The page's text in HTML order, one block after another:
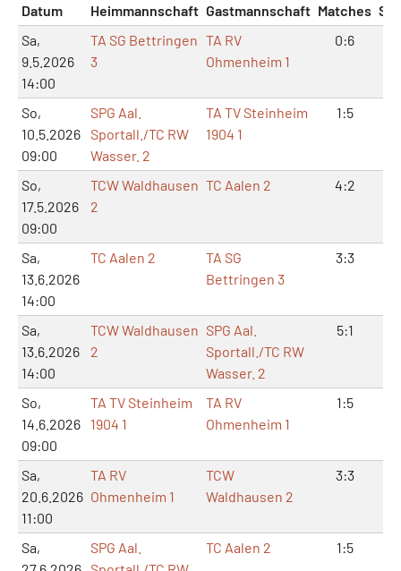
Datum Heimmannschaft Gastmannschaft Matches
Sa,
9.5.2026
14:00
TA SG Bettringen
3
TA RV
Ohmenheim 1
0:6
So,
10.5.2026
09:00
SPG Aal.
Sportall./TC RW
Wasser. 2
TA TV Steinheim
1904 1
1:5
So,
17.5.2026
09:00
TCW Waldhausen
2
TC Aalen 2 4:2
Sa,
13.6.2026
14:00
TC Aalen 2
TA SG
Bettringen 3
3:3
Sa,
13.6.2026
14:00
TCW Waldhausen
2
SPG Aal.
Sportall./TC RW
Wasser. 2
5:1
So,
14.6.2026
09:00
TA TV Steinheim
1904 1
TA RV
Ohmenheim 1
1:5
Sa,
20.6.2026
11:00
TA RV
Ohmenheim 1
TCW
Waldhausen 2
3:3
Sa,
SPG Aal.
TC Aalen 2 1:5